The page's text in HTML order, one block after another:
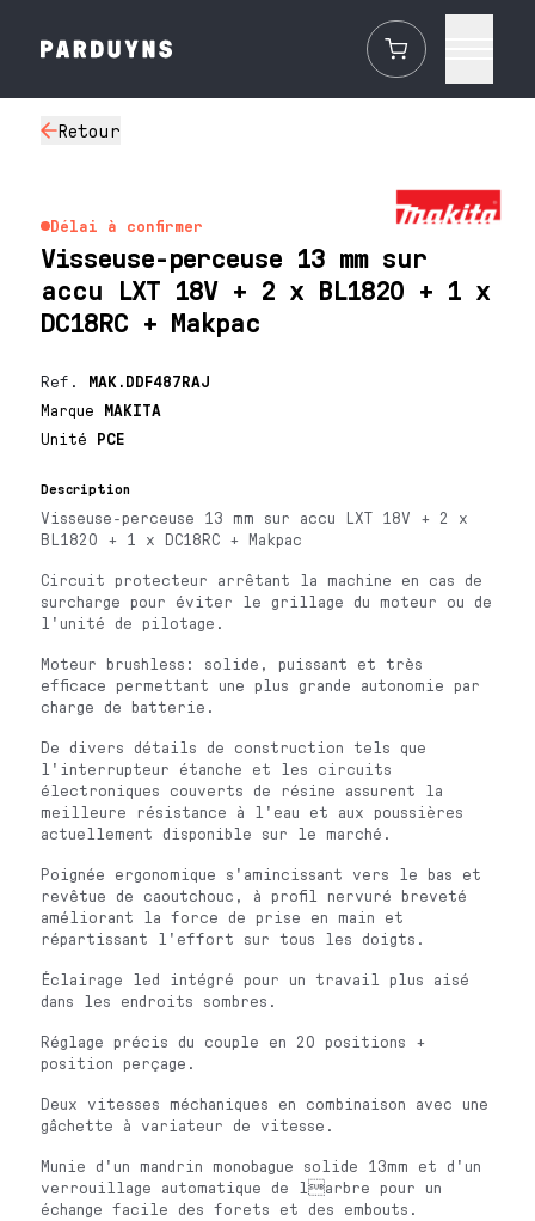
Retour
Délai à confirmer
Visseuse-perceuse 13 mm sur
accu LXT 18V + 2 x BL1820 + 1 x
DC18RC + Makpac
Ref. MAK.DDF487RAJ
Marque MAKITA
Unité PCE
Description
Visseuse-perceuse 13 mm sur accu LXT 18V + 2 x
BL1820 + 1 x DC18RC + Makpac
Circuit protecteur arrêtant la machine en cas de
surcharge pour éviter le grillage du moteur ou de
l'unité de pilotage.
Moteur brushless: solide, puissant et très
efficace permettant une plus grande autonomie par
charge de batterie.
De divers détails de construction tels que
l'interrupteur étanche et les circuits
électroniques couverts de résine assurent la
meilleure résistance à l'eau et aux poussières
actuellement disponible sur le marché.
Poignée ergonomique s'amincissant vers le bas et
revêtue de caoutchouc, à profil nervuré breveté
améliorant la force de prise en main et
répartissant l'effort sur tous les doigts.
Éclairage led intégré pour un travail plus aisé
dans les endroits sombres.
Réglage précis du couple en 20 positions +
position perçage.
Deux vitesses méchaniques en combinaison avec une
gâchette à variateur de vitesse.
Munie d'un mandrin monobague solide 13mm et d'un
verrouillage automatique de larbre pour un
échange facile des forets et des embouts.